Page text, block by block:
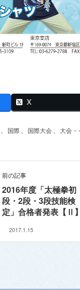
X
国際 国際大会 大会・
前の記事
2016年度「太極拳初
段・2段・3段技能検
定」合格者発表【Ⅱ】
2017.1.15